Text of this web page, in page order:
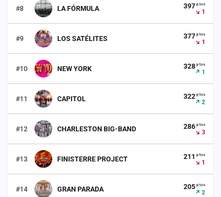
#8 LA FÓRMULA ↘ 1
397 ptos
#9 LOS SATÉLITES ↘ 1
377 ptos
#10 NEW YORK ↗ 1
328 ptos
#11 CAPITOL ↗ 2
322 ptos
#12 CHARLESTON BIG-BAND ↘ 3
286 ptos
#13 FINISTERRE PROJECT ↘ 1
211 ptos
#14 GRAN PARADA ↗ 2
205 ptos
Administración